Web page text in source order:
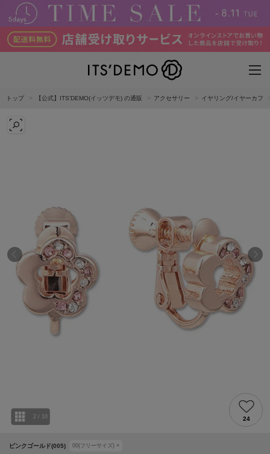
トップ 【公式】ITS'DEMO(イッツデモ) の通販 アクセサリー イヤリング/イヤーカフ
ピンクゴールド(005) 00(フリーサイズ) ×
2 / 10 24